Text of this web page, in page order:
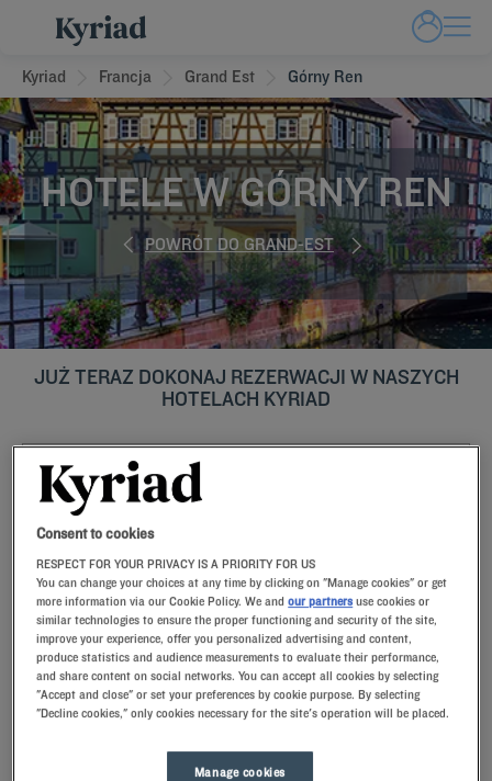
Kyriad Francja Grand Est Górny Ren
HOTELE W GÓRNY REN
POWRÓT DO GRAND-EST
JUŻ TERAZ DOKONAJ REZERWACJI W NASZYCH
HOTELACH KYRIAD
Navigate forward to interact with the calendar and select a date. Press
Navigate backward to interact with
ZNAJDŹ HOTEL
Zarezerwuj pokój w hotelu Kyriad w Górny Ren i skorzystaj z naszych
Consent to cookies
RESPECT FOR YOUR PRIVACY IS A PRIORITY FOR US
You can change your choices at any time by clicking on "Manage cookies" or get
more information via our Cookie Policy. We andour partners use cookies or
similar technologies to ensure the proper functioning and security of the site,
improve your experience, offer you personalized advertising and content,
produce statistics and audience measurements to evaluate their performance,
and share content on social networks. You can accept all cookies by selecting
"Accept and close" or set your preferences by cookie purpose. By selecting
"Decline cookies," only cookies necessary for the site's operation will be placed.
Manage cookies